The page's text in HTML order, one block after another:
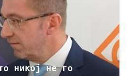
никој не го